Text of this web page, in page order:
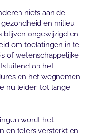
niets aan de
en milieu.
blijven ongewijzigd en
om toelatingen in te
of wetenschappelijke
op het
en het wegnemen
nu leiden tot lange
wordt het
en telers versterkt en